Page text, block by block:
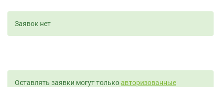
Заявок нет
Оставлять заявки могут толькоавторизованные